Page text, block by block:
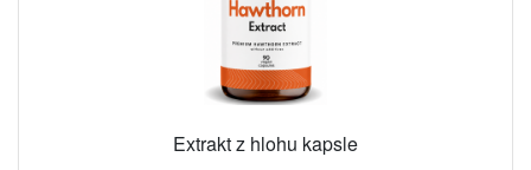
Extrakt z hlohu kapsle